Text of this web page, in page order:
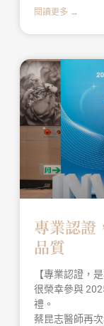
閱讀更多 →
專業認證
品質
【專業認證，
很榮幸參與
禮。
蔡昆志醫師再